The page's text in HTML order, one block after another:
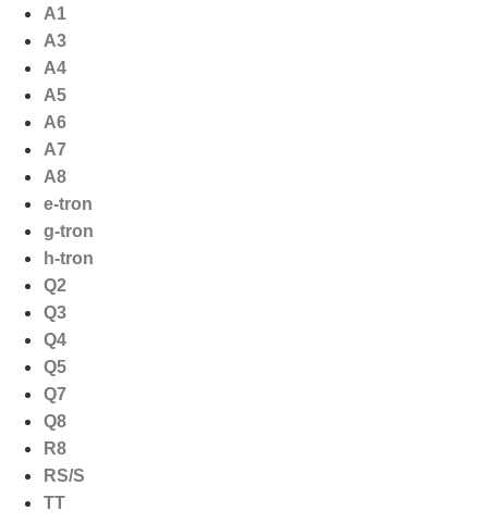
naar
inhoud
A1
A3
A4
A5
A6
A7
A8
e-tron
g-tron
h-tron
Q2
Q3
Q4
Q5
Q7
Q8
R8
RS/S
TT